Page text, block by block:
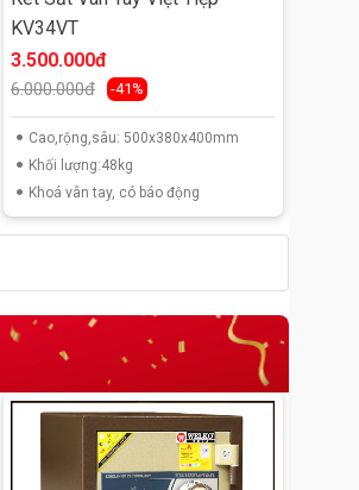
KV34VT
3.500.000đ
6.000.000đ -41%
Cao,rộng,sâu: 500x380x400mm
Khối lượng:48kg
Khoá vân tay, có báo động